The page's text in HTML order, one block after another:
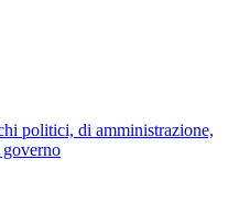
politici, di amministrazione,